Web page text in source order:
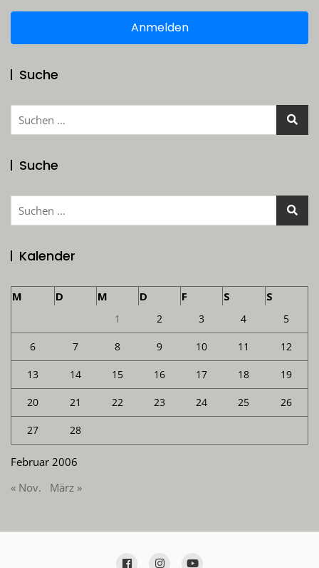
Anmelden
Suche
Suchen
Suche
Suchen
Kalender
Februar 2006
M D M D F S S
1 2 3 4 5
6 7 8 9 10 11 12
13 14 15 16 17 18 19
20 21 22 23 24 25 26
27 28
« Nov. März »